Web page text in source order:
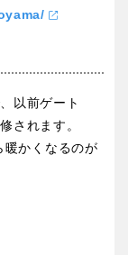
以前ゲート
されます。
暖かくなるのが